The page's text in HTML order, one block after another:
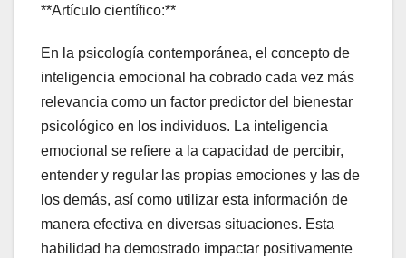
**Artículo científico:**
En la psicología contemporánea, el concepto de
inteligencia emocional ha cobrado cada vez más
relevancia como un factor predictor del bienestar
psicológico en los individuos. La inteligencia
emocional se refiere a la capacidad de percibir,
entender y regular las propias emociones y las de
los demás, así como utilizar esta información de
manera efectiva en diversas situaciones. Esta
habilidad ha demostrado impactar positivamente